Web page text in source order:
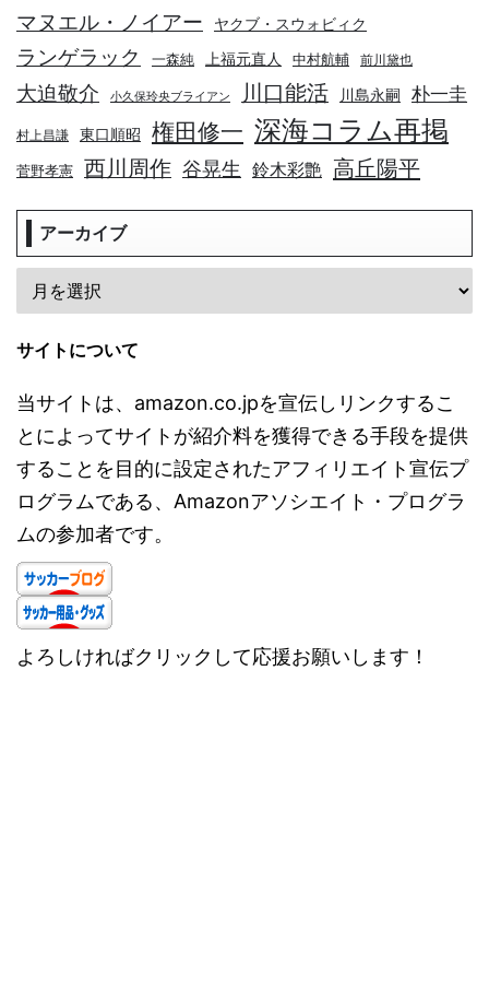
マヌエル・ノイアー ヤクブ・スウォビィク
ランゲラック 一森純 上福元直人 中村航輔 前川黛也
大迫敬介 小久保玲央ブライアン 川口能活 川島永嗣 朴一圭
村上昌謙 東口順昭 権田修一 深海コラム再掲
菅野孝憲 西川周作 谷晃生 鈴木彩艶 高丘陽平
アーカイブ
サイトについて
当サイトは、amazon.co.jpを宣伝しリンクするこ
とによってサイトが紹介料を獲得できる手段を提供
することを目的に設定されたアフィリエイト宣伝プ
ログラムである、Amazonアソシエイト・プログラ
ムの参加者です。
よろしければクリックして応援お願いします！